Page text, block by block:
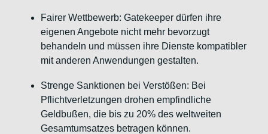
Fairer Wettbewerb: Gatekeeper dürfen ihre
eigenen Angebote nicht mehr bevorzugt
behandeln und müssen ihre Dienste kompatibler
mit anderen Anwendungen gestalten.
Strenge Sanktionen bei Verstößen: Bei
Pflichtverletzungen drohen empfindliche
Geldbußen, die bis zu 20% des weltweiten
Gesamtumsatzes betragen können.